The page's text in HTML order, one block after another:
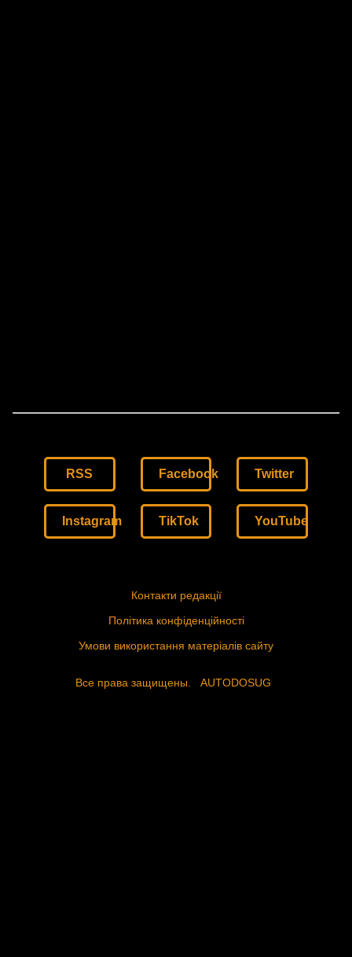
RSS Facebook Twitter
Instagram TikTok YouTube
Контакти редакції
Політика конфіденційності
Умови використання матеріалів сайту
Все права защищены. AUTODOSUG